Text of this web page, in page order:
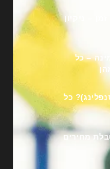
– ניקיון
– כל
כל
מחירים